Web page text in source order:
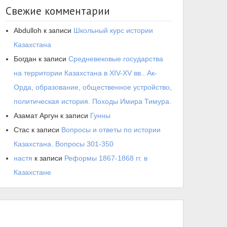
Свежие комментарии
Abdulloh к записи Школьный курс истории
Казахстана
Богдан к записи Средневековые государства
на территории Казахстана в XIV-XV вв.. Ак-
Орда, образование, общественное устройство,
политическая история. Походы Имира Тимура.
Азамат Аргун к записи Гунны
Стас к записи Вопросы и ответы по истории
Казахстана. Вопросы 301-350
настя к записи Реформы 1867-1868 гг. в
Казахстане